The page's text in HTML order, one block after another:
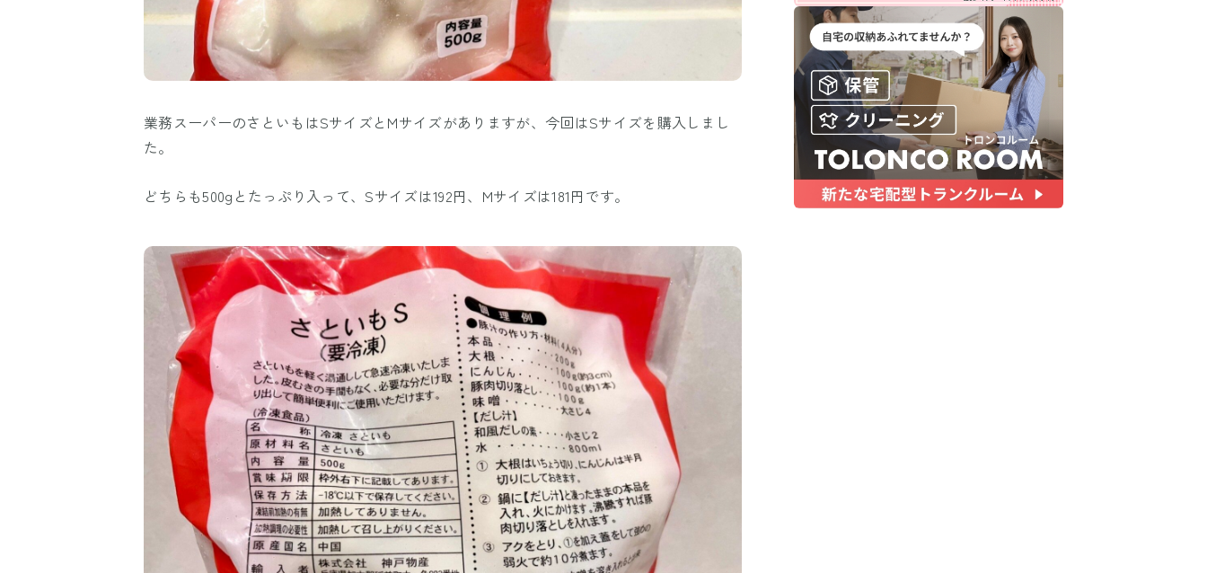
業務スーパーのさといもはSサイズとMサイズがありますが、今回はSサイズを購入しまし
た。
どちらも500gとたっぷり入って、Sサイズは192円、Mサイズは181円です。